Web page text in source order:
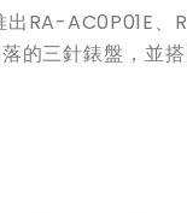
RA-AC0P01E、
的三針錶盤，並